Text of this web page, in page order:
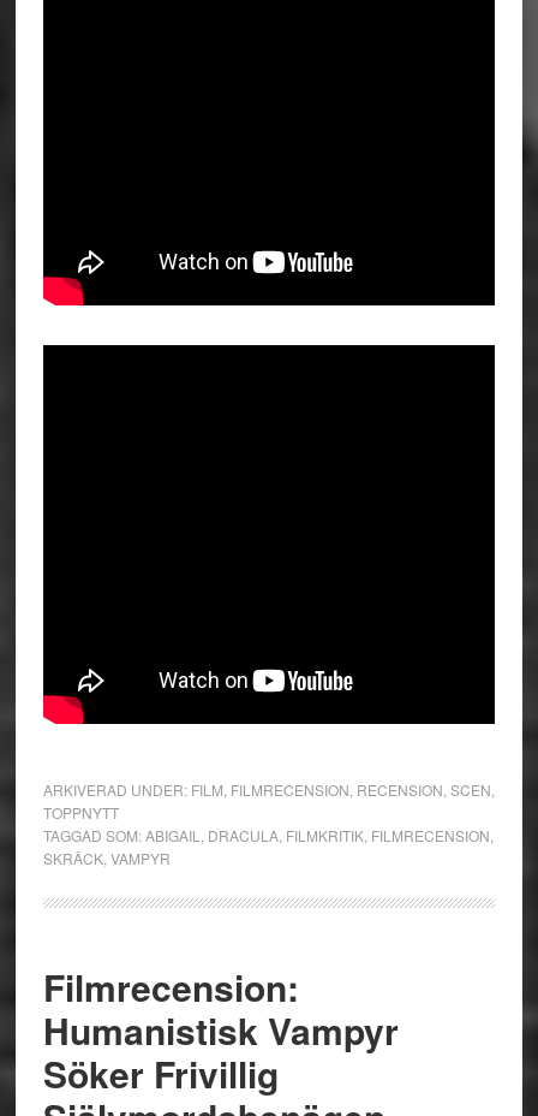
ARKIVERAD UNDER: FILM FILMRECENSION RECENSION SCEN
TOPPNYTT
TAGGAD SOM:ABIGAIL DRACULA, FILMKRITIK, FILMRECENSION
SKRÄCK, VAMPYR
Filmrecension:
Humanistisk Vampyr
Söker Frivillig